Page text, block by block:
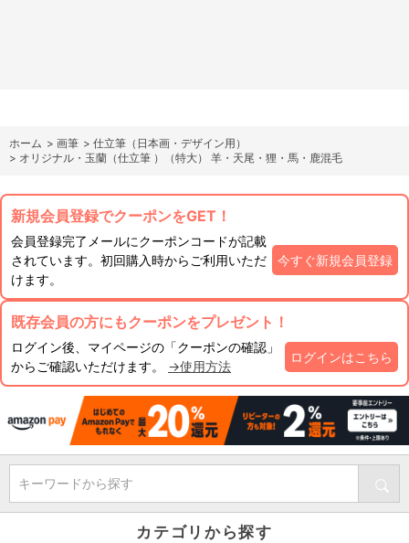
ホーム > 画筆 > 仕立筆（日本画・デザイン用）
> オリジナル・玉蘭（仕立筆 ）（特大） 羊・天尾・狸・馬・鹿混毛
新規会員登録でクーポンをGET！
会員登録完了メールにクーポンコードが記載
されています。初回購入時からご利用いただ
けます。
今すぐ新規会員登録
既存会員の方にもクーポンをプレゼント！
ログイン後、マイページの「クーポンの確認」
からご確認いただけます。 →使用方法
ログインはこちら
キーワードから探す
カテゴリから探す